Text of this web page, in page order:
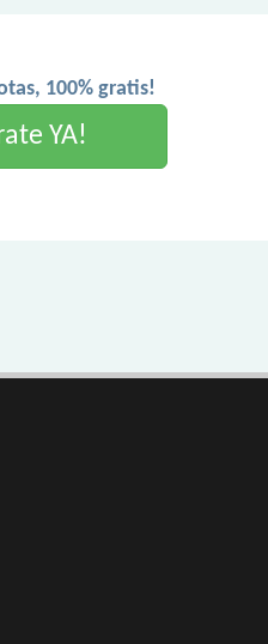
100% gratis!
YA!